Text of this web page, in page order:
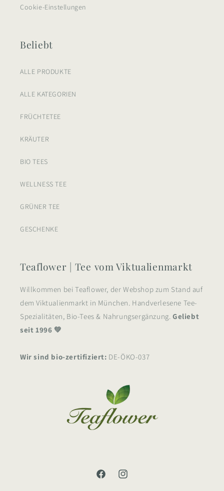
Cookie-Einstellungen
Beliebt
ALLE PRODUKTE
ALLE KATEGORIEN
FRÜCHTETEE
KRÄUTER
BIO TEES
WELLNESS TEE
GRÜNER TEE
GESCHENKE
Teaflower | Tee vom Viktualienmarkt
Willkommen bei Teaflower, der Webshop zum Stand auf
dem Viktualienmarkt in München. Handverlesene Tee-
Spezialitäten, Bio-Tees & Nahrungsergänzung.Geliebt
seit 1996 💚
Wir sind bio-zertifiziert: DE-ÖKO-037
FacebookInstagram